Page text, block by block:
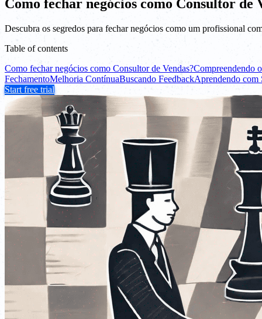
Como fechar negócios como Consultor de
Descubra os segredos para fechar negócios como um profissional
Table of contents
Como fechar negócios como Consultor de Vendas?Compreendendo
FechamentoMelhoria ContínuaBuscando FeedbackAprendendo com
Start free trial